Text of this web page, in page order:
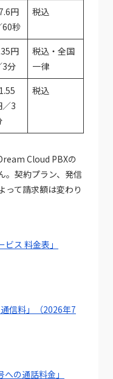
円
60秒
税込
円
3分
税込・全国
一律
／3
税込
Cloud PBXの
。契約プラン、発信
って請求額は変わり
ス 料金表」
信料」（2026年7
の通話料金」